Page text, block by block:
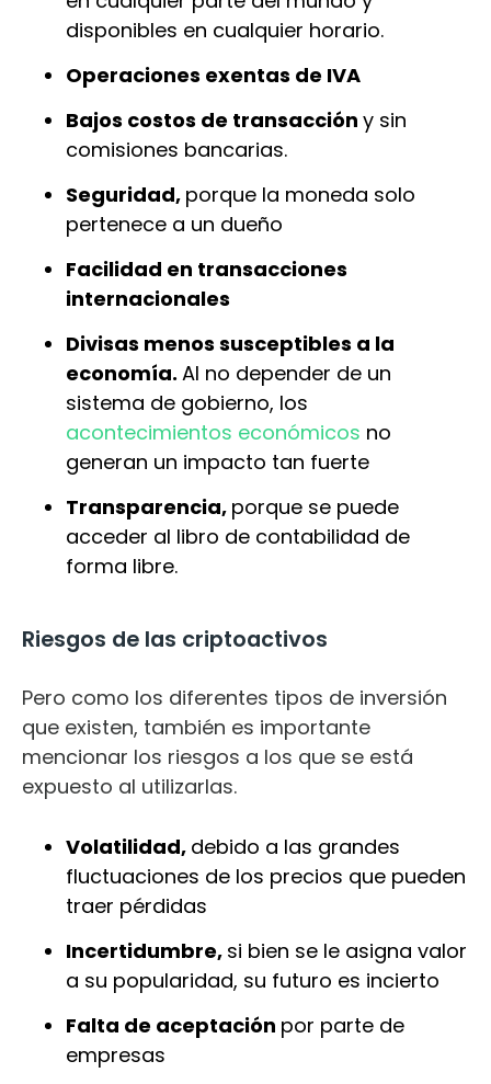
disponibles en cualquier horario.
Operaciones exentas de IVA
Bajos costos de transacción y sin
comisiones bancarias.
Seguridad, porque la moneda solo
pertenece a un dueño
Facilidad en transacciones
internacionales
Divisas menos susceptibles a la
economía. Al no depender de un
sistema de gobierno, los
acontecimientos económicos no
generan un impacto tan fuerte
Transparencia, porque se puede
acceder al libro de contabilidad de
forma libre.
Riesgos de las criptoactivos
Pero como los diferentes tipos de inversión
que existen, también es importante
mencionar los riesgos a los que se está
expuesto al utilizarlas.
Volatilidad, debido a las grandes
fluctuaciones de los precios que pueden
traer pérdidas
Incertidumbre, si bien se le asigna valor
a su popularidad, su futuro es incierto
Falta de aceptación por parte de
empresas